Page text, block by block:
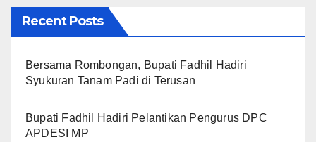
Recent Posts
Bersama Rombongan, Bupati Fadhil Hadiri
Syukuran Tanam Padi di Terusan
Bupati Fadhil Hadiri Pelantikan Pengurus DPC
APDESI MP